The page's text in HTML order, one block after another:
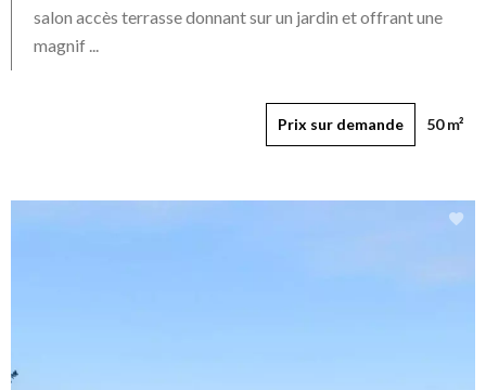
salon accès terrasse donnant sur un jardin et offrant une
magnif ...
50 m²
Prix sur demande